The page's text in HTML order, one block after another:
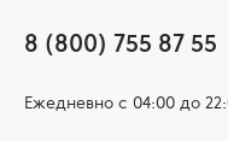
8 (800) 755 87 55
Ежедневно c 04:00 до